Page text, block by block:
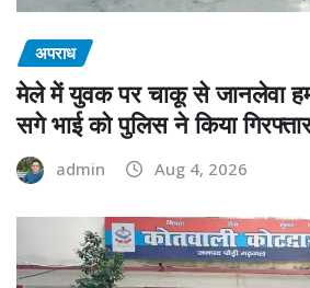
अपराध
मेले में युवक पर चाकू से जानलेवा
सगे भाई को पुलिस ने किया
admin Aug 4, 2026